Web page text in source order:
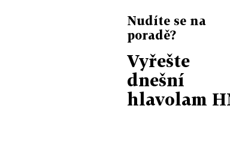
Nudíte se na
poradě?
Vyřešte
dnešní
hlavolam